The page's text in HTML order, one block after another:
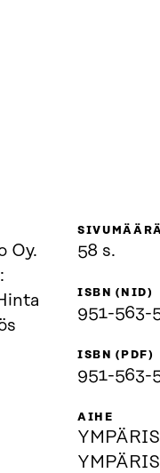
Oy.
58 s.
ISBN (NID)
951-563-
ISBN (PDF)
951-563-
AIHE